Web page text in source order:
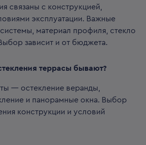
связаны с конструкцией,
эксплуатации. Важные
материал профиля, стекло
зависит и от бюджета.
террасы бывают?
— остекление веранды,
и панорамные окна. Выбор
конструкции и условий